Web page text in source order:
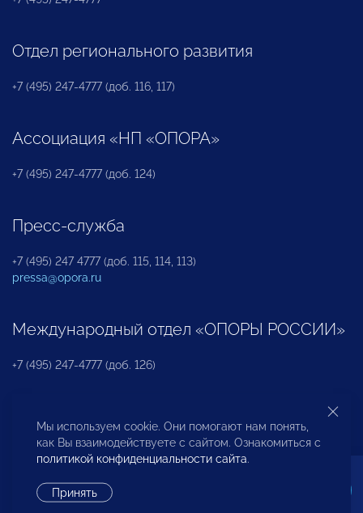
Отдел регионального развития
+7 (495) 247-4777 (доб. 116, 117)
Ассоциация «НП «ОПОРА»
+7 (495) 247-4777 (доб. 124)
Пресс-служба
+7 (495) 247 4777 (доб. 115, 114, 113)
pressa@opora.ru
Международный отдел «ОПОРЫ РОССИИ»
+7 (495) 247-4777 (доб. 126)
Бюро по защите прав предпринимателей и
инвесторов
Мы используем cookie. Они помогают нам понять,
как Вы взаимодействуете с сайтом. Ознакомиться с
политикой конфиденциальности сайта.
Принять